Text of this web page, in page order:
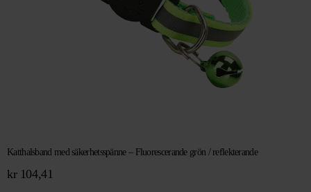
Katthalsband med säkerhetsspänne – Fluorescerande grön / reflekterande
kr104,41